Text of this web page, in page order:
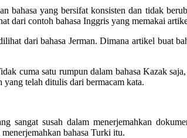
bahasa yang bersifat konsisten dan tidak
dari contoh bahasa Inggris yang memakai
dari bahasa Jerman. Dimana artikel buat
cuma satu rumpun dalam bahasa Kazak
telah ditulis dari bermacam kata.
susah dalam menerjemahkan
bahasa Turki itu.